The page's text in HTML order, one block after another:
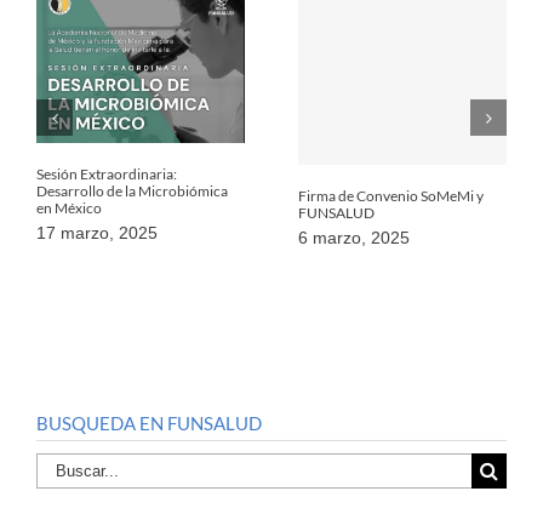
Sesión Extraordinaria:
Desarrollo de la Microbiómica
en México
17 marzo, 2025
Firma de Convenio SoMeMi y
FUNSALUD
6 marzo, 2025
BUSQUEDA EN FUNSALUD
Buscar
por: